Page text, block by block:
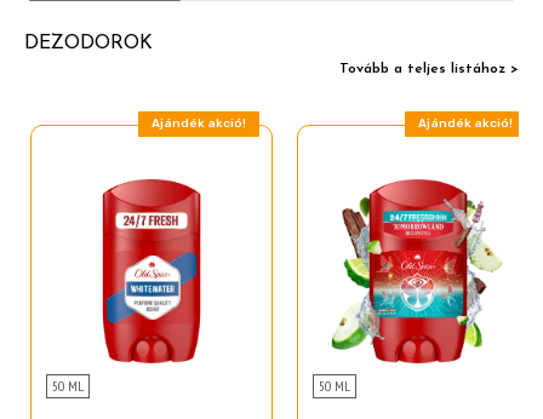
DEZODOROK
Tovább a teljes listához >
Ajándék akció!
50 ML
Ajándék akció!
50 ML